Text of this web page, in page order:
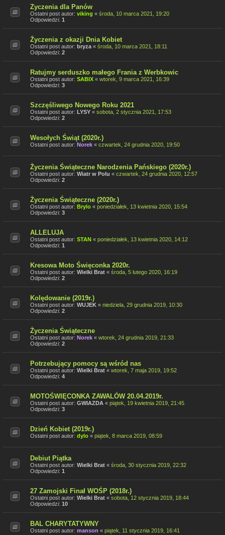
Zyczenia dla Panów
Ostatni post autor: viking « środa, 10 marca 2021, 19:20
Odpowiedzi: 1
Życzenia z okazji Dnia Kobiet
Ostatni post autor: bryza « środa, 10 marca 2021, 18:11
Odpowiedzi: 2
Ratujmy serduszko małego Frania z Werbkowic
Ostatni post autor: SABIX « wtorek, 9 marca 2021, 16:39
Odpowiedzi: 3
Szczęśliwego Nowego Roku 2021
Ostatni post autor: LYSY « sobota, 2 stycznia 2021, 17:53
Odpowiedzi: 2
Wesołych Świąt (2020r.)
Ostatni post autor: Norek « czwartek, 24 grudnia 2020, 19:50
Życzenia Świąteczne Narodzenia Pańskiego (2020r.)
Ostatni post autor: Wiatr w Polu « czwartek, 24 grudnia 2020, 12:57
Odpowiedzi: 2
Życzenia Świąteczne (2020r.)
Ostatni post autor: Brylo « poniedziałek, 13 kwietnia 2020, 15:54
Odpowiedzi: 3
ALLELUJA
Ostatni post autor: STAN « poniedziałek, 13 kwietnia 2020, 14:12
Odpowiedzi: 1
Kresowa Moto Święconka 2020r.
Ostatni post autor: Wielki Brat « środa, 5 lutego 2020, 16:19
Odpowiedzi: 2
Kolędowanie (2019r.)
Ostatni post autor: WUJEK « niedziela, 29 grudnia 2019, 10:30
Odpowiedzi: 2
Życzenia Świąteczne
Ostatni post autor: Norek « wtorek, 24 grudnia 2019, 21:33
Odpowiedzi: 2
Potrzebujący pomocy są wśród nas
Ostatni post autor: Wielki Brat « wtorek, 7 maja 2019, 19:52
Odpowiedzi: 4
MOTOŚWIĘCONKA ZAWALÓW 20.04.2019r.
Ostatni post autor: GWIAZDA « piątek, 19 kwietnia 2019, 21:45
Odpowiedzi: 3
Dzień Kobiet (2019r.)
Ostatni post autor: dylo « piątek, 8 marca 2019, 08:59
Debiut Piątka
Ostatni post autor: Wielki Brat « środa, 30 stycznia 2019, 22:32
Odpowiedzi: 1
27 Zamojski Finał WOŚP (2018r.)
Ostatni post autor: Wielki Brat « sobota, 12 stycznia 2019, 18:44
Odpowiedzi: 10
BAL CHARYTATYWNY
Ostatni post autor: manson « piątek, 11 stycznia 2019, 16:41